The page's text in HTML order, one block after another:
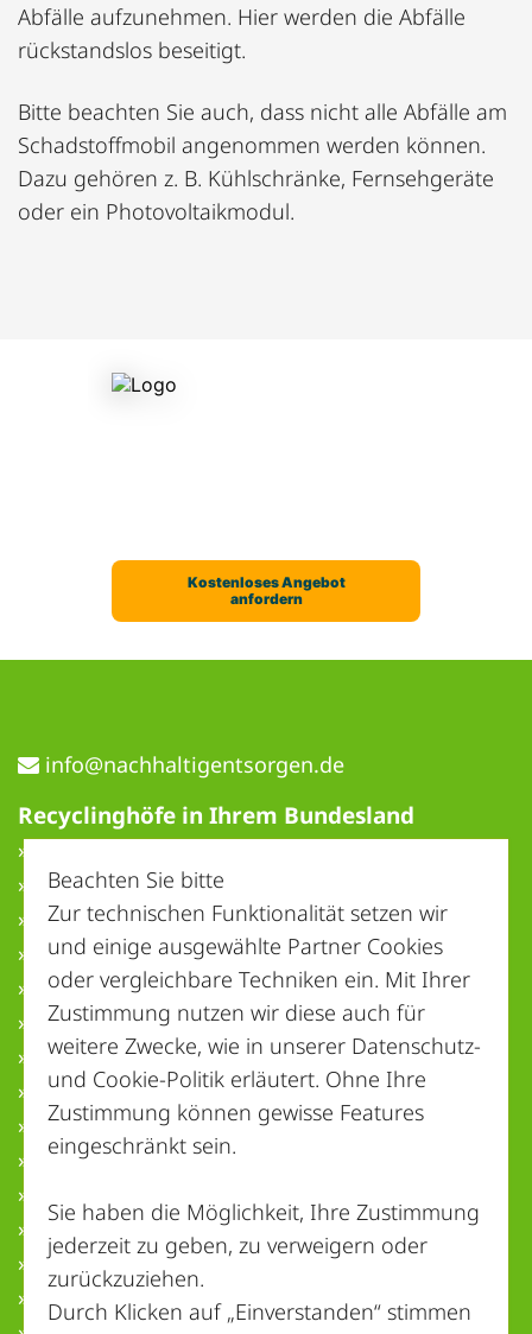
Abfälle aufzunehmen. Hier werden die Abfälle
rückstandslos beseitigt.
Bitte beachten Sie auch, dass nicht alle Abfälle am
Schadstoffmobil angenommen werden können.
Dazu gehören z. B. Kühlschränke, Fernsehgeräte
oder ein Photovoltaikmodul.
ed.negrostnegitlahhcan@ofni
Recyclinghöfe in Ihrem Bundesland
» Baden-Württemberg
» Bayern
» Berlin
» Brandenburg
» Bremen
» Hamburg
» Hessen
» Mecklenburg-Vorpommern
» Niedersachsen
» Nordrhein-Westfalen
» Rheinland-Pfalz
» Saarland
» Sachsen
» Sachsen-Anhalt
Beachten Sie bitte
Zur technischen Funktionalität setzen wir
und einige ausgewählte Partner Cookies
oder vergleichbare Techniken ein. Mit Ihrer
Zustimmung nutzen wir diese auch für
weitere Zwecke, wie in unserer Datenschutz-
und Cookie-Politik erläutert. Ohne Ihre
Zustimmung können gewisse Features
eingeschränkt sein.
Sie haben die Möglichkeit, Ihre Zustimmung
jederzeit zu geben, zu verweigern oder
zurückzuziehen.
Durch Klicken auf „Einverstanden“ stimmen